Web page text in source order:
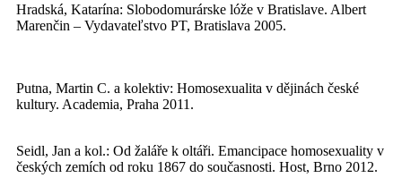
Hradská, Katarína: Slobodomurárske lóže v Bratislave. Albert
Marenčin – Vydavateľstvo PT, Bratislava 2005.
Putna, Martin C. a kolektiv: Homosexualita v dějinách české
kultury. Academia, Praha 2011.
Seidl, Jan a kol.: Od žaláře k oltáři. Emancipace homosexuality v
českých zemích od roku 1867 do současnosti. Host, Brno 2012.